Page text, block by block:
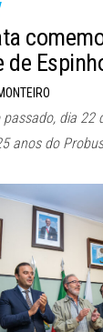
de
dia 22
anos do